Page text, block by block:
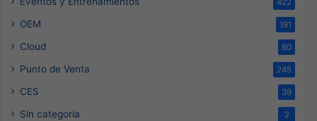
OEM 191
Cloud 80
Punto de Venta 245
CES 39
Sin categoría 2